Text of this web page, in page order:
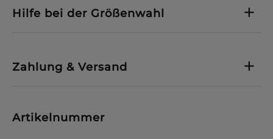
Hilfe bei der Größenwahl
Zahlung & Versand
Artikelnummer